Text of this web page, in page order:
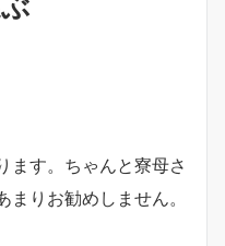
ます。ちゃんと寮母さ
りお勧めしません。